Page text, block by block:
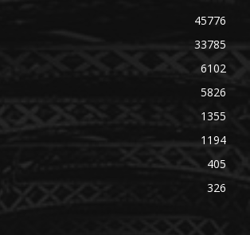
45776
33785
6102
5826
1355
1194
405
326